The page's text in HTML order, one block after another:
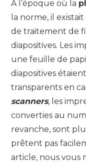
À l’époque où la
la norme, il
de traitement de
diapositives. Les
une feuille de
diapositives
transparents en
scanners, les
converties au
revanche, sont
prêtent pas
article, nous vous